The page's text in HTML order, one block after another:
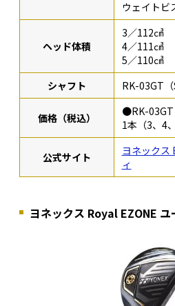
ウェイトビ
ヘッド体積
3／112㎤
4／111㎤
5／110㎤
シャフト
RK-03GT（
価格（税込）
●RK-03GT
1本（3、4
公式サイト
ヨネックス
ィ
ヨネックス Royal EZONE ユ